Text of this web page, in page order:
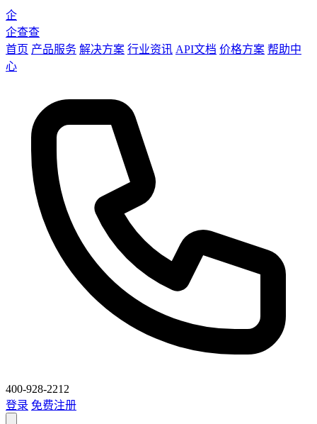
企
企查查
首页 产品服务 解决方案 行业资讯 API文档 价格方案 帮助中
心
400-928-2212
登录 免费注册